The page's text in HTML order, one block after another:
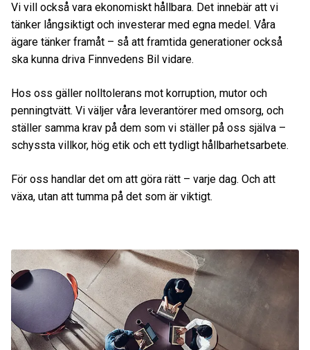
Vi vill också vara ekonomiskt hållbara. Det innebär att vi
tänker långsiktigt och investerar med egna medel. Våra
ägare tänker framåt – så att framtida generationer också
ska kunna driva Finnvedens Bil vidare.
Hos oss gäller nolltolerans mot korruption, mutor och
penningtvätt. Vi väljer våra leverantörer med omsorg, och
ställer samma krav på dem som vi ställer på oss själva –
schyssta villkor, hög etik och ett tydligt hållbarhetsarbete.
För oss handlar det om att göra rätt – varje dag. Och att
växa, utan att tumma på det som är viktigt.